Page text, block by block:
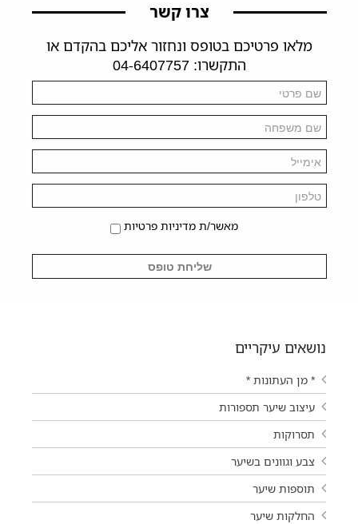
צרו קשר
מלאו פרטיכם בטופס ונחזור אליכם בהקדם או
התקשרו: 04-6407757
מאשר/ת מדיניות פרטיות
נושאים עיקריים
* מן העתונות *
עיצוב שיער תספורות
תסרוקות
צבע וגוונים בשיער
תוספות שיער
החלקות שיער